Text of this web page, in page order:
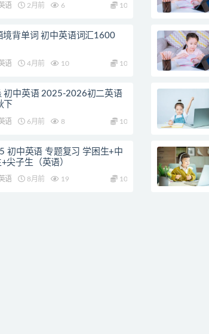
语 2月前 6 10
境背单词 初中英语词汇1600
语 4月前 10 10
初中英语 2025-2026初二英语
下
语 6月前 8 10
初中英语 专题复习 学困生+中
尖子生（英语）
语 8月前 19 10